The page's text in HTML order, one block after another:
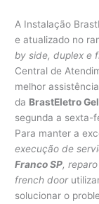
A Instalação
e atualizado no
by side, duplex e
Central de
melhor
da BrastEletro
segunda a sexta-
Para manter a
execução de
Franco SP,
french door
solucionar o